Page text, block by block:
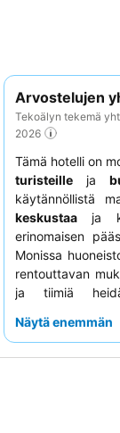
Arvostelujen
Tekoälyn tekemä
2026
Tämä hotelli on
turisteille ja
käytännöllistä
keskustaa ja
erinomaisen
Monissa
rentouttavan
ja tiimiä
enemmän
Näytä enemmän